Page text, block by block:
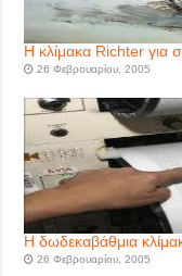
Η κλίμακα Richter για
26 Φεβρουαρίου, 2005
Η δωδεκαβάθμια
26 Φεβρουαρίου, 2005